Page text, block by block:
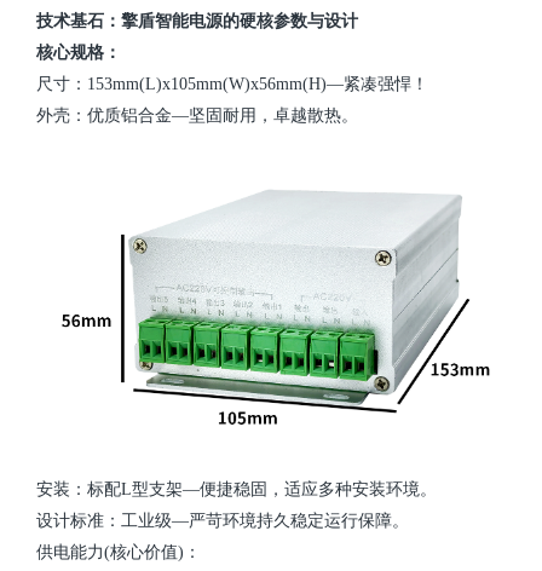
技术基石：擎盾智能电源的硬核参数与设计
核心规格：
尺寸：153mm(L)x105mm(W)x56mm(H)—紧凑强悍！
外壳：优质铝合金—坚固耐用，卓越散热。
安装：标配L型支架—便捷稳固，适应多种安装环境。
设计标准：工业级—严苛环境持久稳定运行保障。
供电能力(核心价值)：